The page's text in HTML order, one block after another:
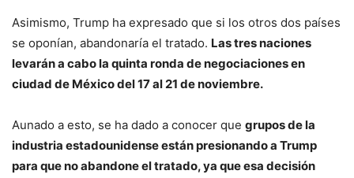
Asimismo, Trump ha expresado que si los otros dos países
se oponían, abandonaría el tratado. Las tres naciones
levarán a cabo la quinta ronda de negociaciones en
ciudad de México del 17 al 21 de noviembre.
Aunado a esto, se ha dado a conocer que grupos de la
industria estadounidense están presionando a Trump
para que no abandone el tratado, ya que esa decisión